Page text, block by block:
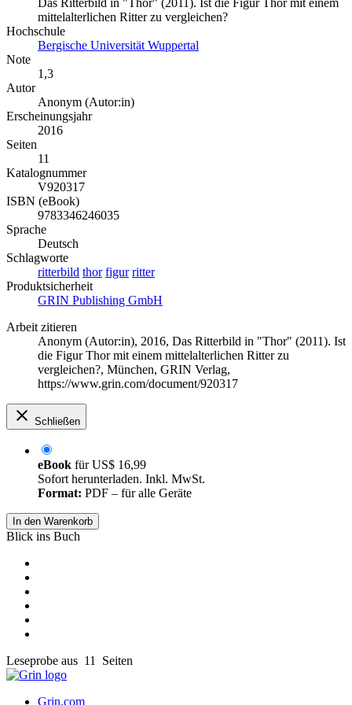
Das Ritterbild in "Thor" (2011). Ist die Figur Thor mit einem
mittelalterlichen Ritter zu vergleichen?
Hochschule
Bergische Universität Wuppertal
Note
1,3
Autor
Anonym (Autor:in)
Erscheinungsjahr
2016
Seiten
11
Katalognummer
V920317
ISBN (eBook)
9783346246035
Sprache
Deutsch
Schlagworte
ritterbild thor figur ritter
Produktsicherheit
GRIN Publishing GmbH
Arbeit zitieren
Anonym (Autor:in), 2016, Das Ritterbild in "Thor" (2011). Ist
die Figur Thor mit einem mittelalterlichen Ritter zu
vergleichen?, München, GRIN Verlag,
https://www.grin.com/document/920317
Schließen
eBook fürUS$ 16,99
Sofort herunterladen. Inkl. MwSt.
Format: PDF – für alle Geräte
In den Warenkorb
Blick ins Buch
Leseprobe aus 11 Seiten
Grin.com